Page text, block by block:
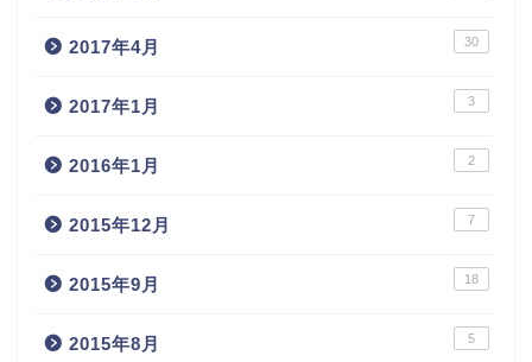
2017年4月 30
2017年1月 3
2016年1月 2
2015年12月 7
2015年9月 18
2015年8月 5